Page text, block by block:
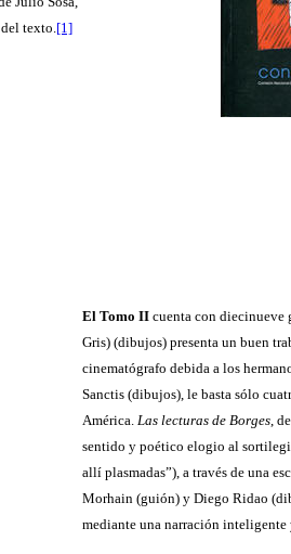
texto.[1]
El Tomo II cuenta con diecinueve
Gris) (dibujos) presenta un buen
cinematógrafo debida a los
Sanctis (dibujos), le basta sólo
América. Las lecturas de Borges,
sentido y poético elogio al
allí plasmadas”), a través de una
Morhain (guión) y Diego Ridao
mediante una narración inteligente